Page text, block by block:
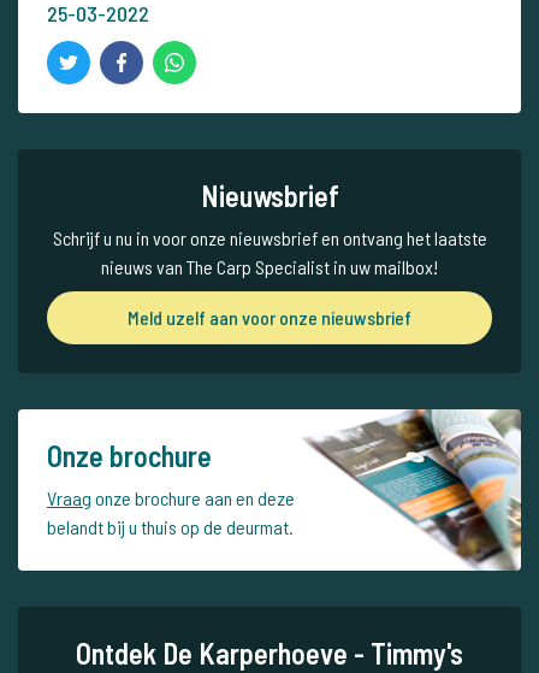
25-03-2022
Nieuwsbrief
Schrijf u nu in voor onze nieuwsbrief en ontvang het laatste
nieuws van The Carp Specialist in uw mailbox!
Meld uzelf aan voor onze nieuwsbrief
Onze brochure
Vraag onze brochure aan en deze
belandt bij u thuis op de deurmat.
Ontdek De Karperhoeve - Timmy's